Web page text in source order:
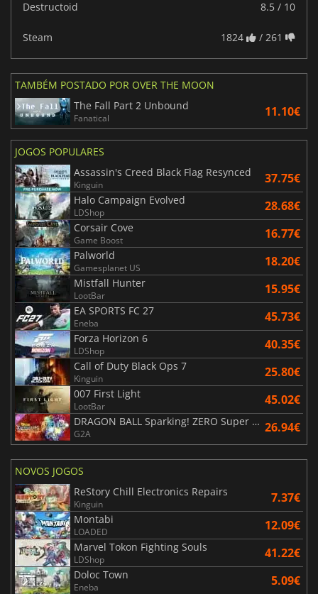
Destructoid 8.5 / 10
Steam 1824 / 261
TAMBÉM POSTADO POR OVER THE MOON
The Fall Part 2 Unbound
Fanatical 11.10€
JOGOS POPULARES
Assassin's Creed Black Flag Resynced
Kinguin 37.75€
Halo Campaign Evolved
LDShop 28.68€
Corsair Cove
Game Boost 16.77€
Palworld
Gamesplanet US 18.20€
Mistfall Hunter
LootBar 15.95€
EA SPORTS FC 27
Eneba 45.73€
Forza Horizon 6
LDShop 40.35€
Call of Duty Black Ops 7
Kinguin 25.80€
007 First Light
LootBar 45.02€
DRAGON BALL Sparking! ZERO Super Limit Breaking NEO
G2A 26.94€
NOVOS JOGOS
ReStory Chill Electronics Repairs
Kinguin 7.37€
Montabi
LOADED 12.09€
Marvel Tokon Fighting Souls
LDShop 41.22€
Doloc Town
Eneba 5.09€